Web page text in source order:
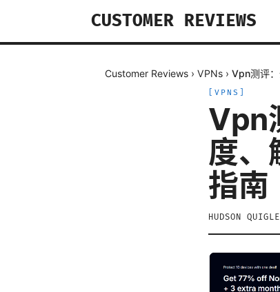
CUSTOMER REVIEWS
Customer Reviews › VPNs › Vpn测评
VPNS
Vpn
度、
指南
HUDSON